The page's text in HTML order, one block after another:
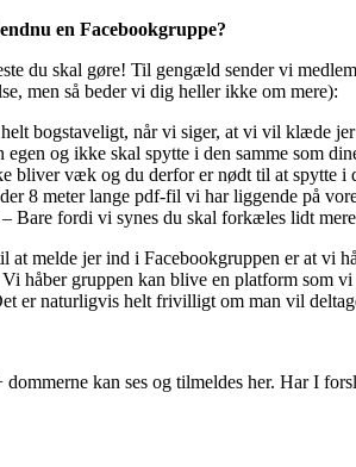
en Facebookgruppe?
du skal gøre! Til gengæld sender vi
men så beder vi dig heller ikke om mere):
bogstaveligt, når vi siger, at vi vil klæde
og ikke skal spytte i den samme som
bliver væk og du derfor er nødt til at spytte i
8 meter lange pdf-fil vi har liggende på
Bare fordi vi synes du skal forkæles lidt
at melde jer ind i Facebookgruppen er at vi
håber gruppen kan blive en platform som
er naturligvis helt frivilligt om man vil
kan ses og tilmeldes her. Har I